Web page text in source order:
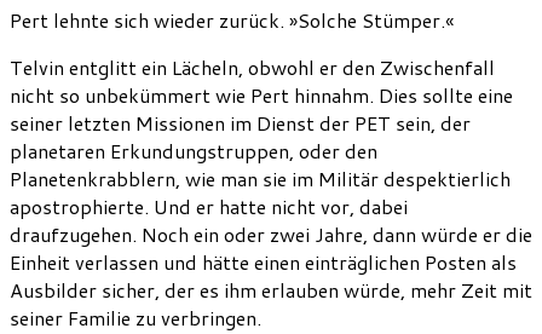
Pert lehnte sich wieder zurück. »Solche Stümper.«
Telvin entglitt ein Lächeln, obwohl er den Zwischenfall
nicht so unbekümmert wie Pert hinnahm. Dies sollte eine
seiner letzten Missionen im Dienst der PET sein, der
planetaren Erkundungstruppen, oder den
Planetenkrabblern, wie man sie im Militär despektierlich
apostrophierte. Und er hatte nicht vor, dabei
draufzugehen. Noch ein oder zwei Jahre, dann würde er die
Einheit verlassen und hätte einen einträglichen Posten als
Ausbilder sicher, der es ihm erlauben würde, mehr Zeit mit
seiner Familie zu verbringen.